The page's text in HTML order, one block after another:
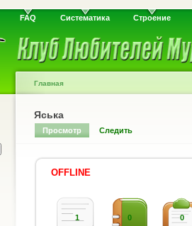
FAQ Систематика Строение
Главная
Яська
Просмотр Следить
OFFLINE
1 0 0